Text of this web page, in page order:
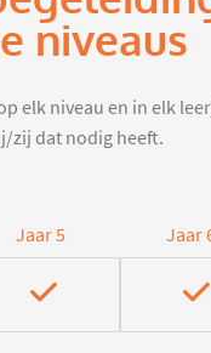
niveaus
elk niveau en in elk
zij dat nodig heeft.
Jaar 5 Jaar